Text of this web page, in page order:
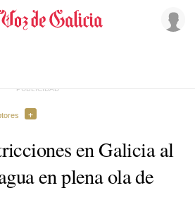
en Galicia al
en plena ola de